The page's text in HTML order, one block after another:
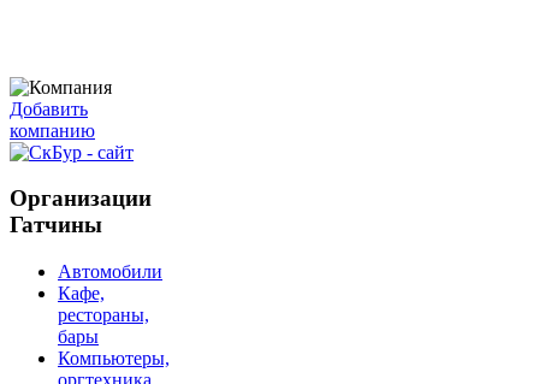
Добавить
компанию
Организации
Гатчины
Автомобили
Кафе,
рестораны,
бары
Компьютеры,